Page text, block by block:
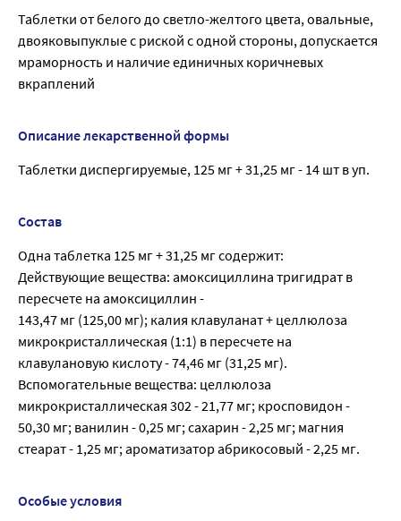
Таблетки от белого до светло-желтого цвета, овальные,
двояковыпуклые с риской с одной стороны, допускается
мраморность и наличие единичных коричневых
вкраплений
Описание лекарственной формы
Таблетки диспергируемые, 125 мг + 31,25 мг - 14 шт в уп.
Состав
Одна таблетка 125 мг + 31,25 мг содержит:
Действующие вещества: амоксициллина тригидрат в
пересчете на амоксициллин -
143,47 мг (125,00 мг); калия клавуланат + целлюлоза
микрокристаллическая (1:1) в пересчете на
клавулановую кислоту - 74,46 мг (31,25 мг).
Вспомогательные вещества: целлюлоза
микрокристаллическая 302 - 21,77 мг; кросповидон -
50,30 мг; ванилин - 0,25 мг; сахарин - 2,25 мг; магния
стеарат - 1,25 мг; ароматизатор абрикосовый - 2,25 мг.
Особые условия